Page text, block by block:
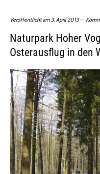
Veröffentlicht am3. April 2013
Naturpark Hoher
Osterausflug in den